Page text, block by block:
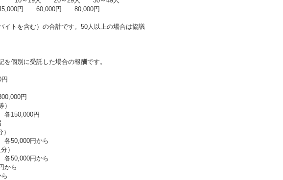
円 60,000円 80,000円
トを含む）の合計です。50人以上の場合は協議
個別に受託した場合の報酬です。
円
円
円
ら
）
ら
から